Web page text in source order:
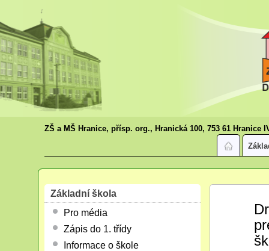
ZŠ a MŠ Hranice, přísp. org., Hranická 100, 753 61 Hranice
Základní škola
Pro média
Zápis do 1. třídy
Informace o škole